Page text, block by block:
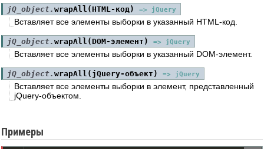
jQ_object. wrapAll(HTML-код) => jQuery
Вставляет все элементы выборки в указанный HTML-код.
jQ_object. wrapAll(DOM-элемент) => jQuery
Вставляет все элементы выборки в указанный DOM-элемент.
jQ_object. wrapAll(jQuery-объект) => jQuery
Вставляет все элементы выборки в элемент, представленный
jQuery-объектом.
Примеры